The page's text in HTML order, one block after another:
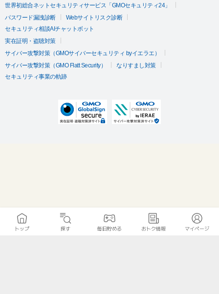
世界初総合ネットセキュリティサービス「GMOセキュリティ24」
パスワード漏洩診断
Webサイトリスク診断
セキュリティ相談AIチャットボット
実在証明・盗聴対策
サイバー攻撃対策（GMOサイバーセキュリティ byイエラエ）
サイバー攻撃対策（GMO Flatt Security）
なりすまし対策
セキュリティ事業の軌跡
トップ 探す 毎日貯める おトク情報 マイページ